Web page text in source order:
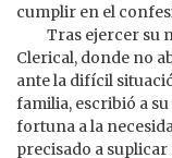
cumplir en el
Tras ejercer su
Clerical, donde no
ante la difícil
familia, escribió a
fortuna a la
precisado a suplicar